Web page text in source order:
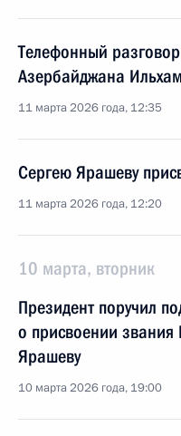
Телефонный
Азербайджана
11 марта 2026 года, 12:35
Сергею Ярашеву
11 марта 2026 года, 12:20
10 марта, вторник
Президент поручил
о присвоении звания
Ярашеву
10 марта 2026 года, 19:00